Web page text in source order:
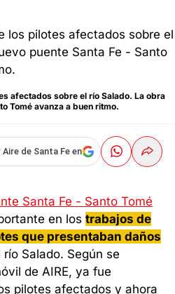
afectados sobre el río Salado. La obra
Tomé avanza a buen ritmo.
de Santa Fe en
Santa Fe - Santo Tomé
en lostrabajos de
que presentaban daños
río Salado. Según se
de AIRE, ya fue
pilotes afectados y ahora